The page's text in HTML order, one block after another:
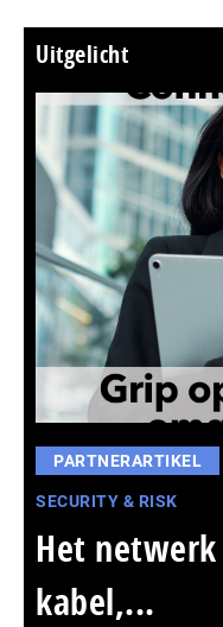
Uitgelicht
PARTNERARTIKEL
SECURITY & RISK
Het
kabel,...